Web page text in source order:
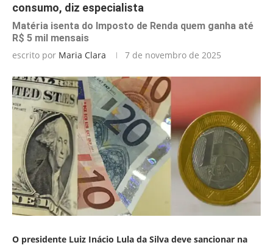
consumo, diz especialista
Matéria isenta do Imposto de Renda quem ganha até
R$ 5 mil mensais
escrito por Maria Clara 7 de novembro de 2025
O presidente Luiz Inácio Lula da Silva deve sancionar na